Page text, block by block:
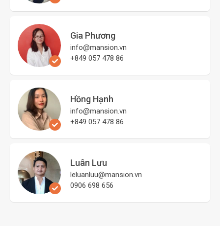
Gia Phương
info@mansion.vn
+849 057 478 86
Hồng Hạnh
info@mansion.vn
+849 057 478 86
Luân Lưu
leluanluu@mansion.vn
0906 698 656